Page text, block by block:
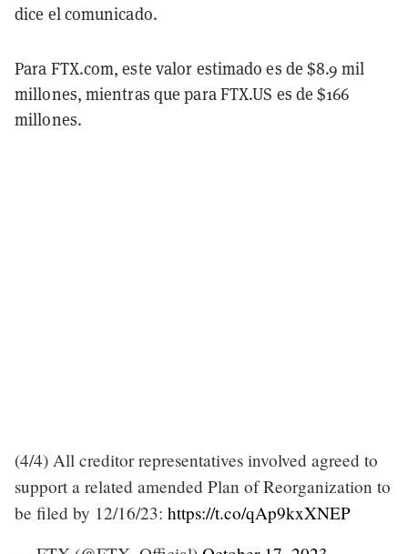
dice el comunicado.
Para FTX.com, este valor estimado es de $8.9 mil
millones, mientras que para FTX.US es de $166
millones.
(4/4) All creditor representatives involved agreed to
support a related amended Plan of Reorganization to
be filed by 12/16/23: https://t.co/qAp9kxXNEP